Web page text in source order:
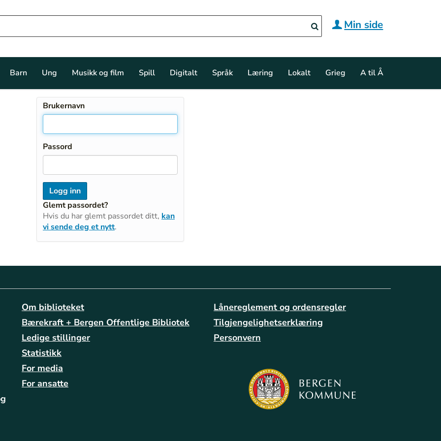
Min side
Barn Ung Musikk og film Spill Digitalt Språk Læring Lokalt Grieg A til Å
Brukernavn
Passord
Glemt passordet?
Hvis du har glemt passordet ditt, kan
vi sende deg et nytt.
Om biblioteket
Bærekraft + Bergen Offentlige Bibliotek
Ledige stillinger
Statistikk
For media
For ansatte
Lånereglement og ordensregler
Tilgjengelighetserklæring
Personvern